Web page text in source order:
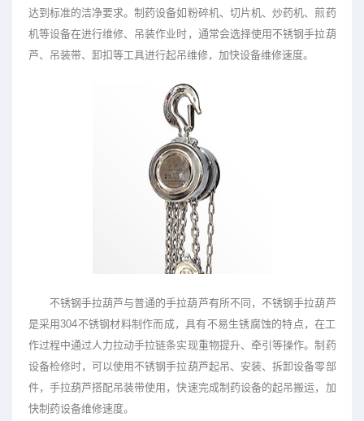
达到标准的洁净要求。制药设备如粉碎机、切片机、炒药机、煎药
机等设备在进行维修、吊装作业时，通常会选择使用不锈钢手拉葫
芦、吊装带、卸扣等工具进行起吊维修，加快设备维修速度。
不锈钢手拉葫芦与普通的手拉葫芦有所不同，不锈钢手拉葫芦
是采用304不锈钢材料制作而成，具有不易生锈腐蚀的特点，在工
作过程中通过人力拉动手拉链条实现重物提升、牵引等操作。制药
设备检修时，可以使用不锈钢手拉葫芦起吊、安装、拆卸设备零部
件，手拉葫芦搭配吊装带使用，快速完成制药设备的起吊搬运，加
快制药设备维修速度。